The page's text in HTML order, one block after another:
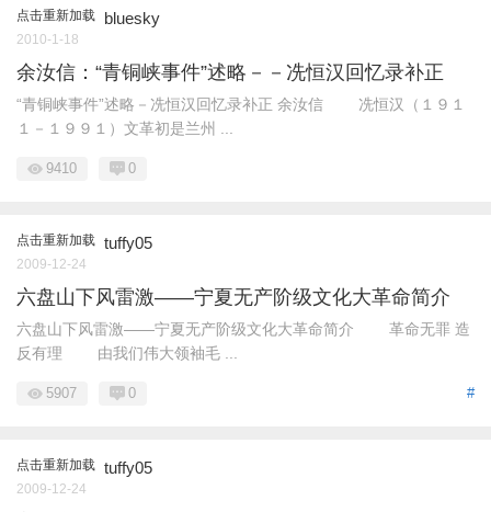
点击重新加载 bluesky
2010-1-18
余汝信：“青铜峡事件”述略－－冼恒汉回忆录补正
“青铜峡事件”述略－冼恒汉回忆录补正 余汝信 冼恒汉（１９１
１－１９９１）文革初是兰州 ...
9410 0
点击重新加载 tuffy05
2009-12-24
六盘山下风雷激——宁夏无产阶级文化大革命简介
六盘山下风雷激——宁夏无产阶级文化大革命简介 革命无罪 造
反有理 由我们伟大领袖毛 ...
#
5907 0
点击重新加载 tuffy05
2009-12-24